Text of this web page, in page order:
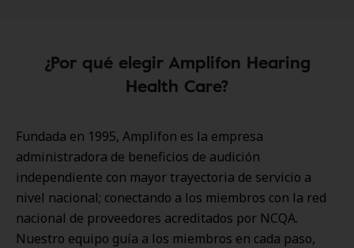
¿Por qué elegir Amplifon Hearing
Health Care?
Fundada en 1995, Amplifon es la empresa
administradora de beneficios de audición
independiente con mayor trayectoria de servicio a
nivel nacional; conectando a los miembros con la red
nacional de proveedores acreditados por NCQA.
Nuestro equipo guía a los miembros en cada paso,